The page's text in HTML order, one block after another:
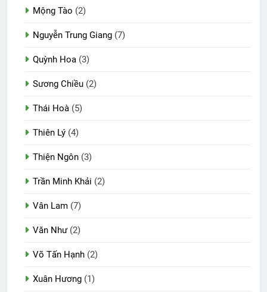
Mộng Tào (2)
Nguyễn Trung Giang (7)
Quỳnh Hoa (3)
Sương Chiều (2)
Thái Hoà (5)
Thiên Lý (4)
Thiện Ngôn (3)
Trần Minh Khải (2)
Vân Lam (7)
Văn Như(2)
Võ Tấn Hạnh (2)
Xuân Hương (1)